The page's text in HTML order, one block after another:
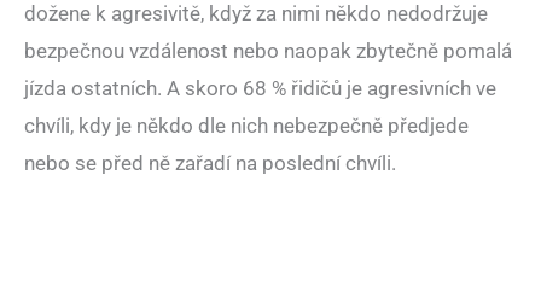
dožene k agresivitě, když za nimi někdo nedodržuje
bezpečnou vzdálenost nebo naopak zbytečně pomalá
jízda ostatních. A skoro 68 % řidičů je agresivních ve
chvíli, kdy je někdo dle nich nebezpečně předjede
nebo se před ně zařadí na poslední chvíli.